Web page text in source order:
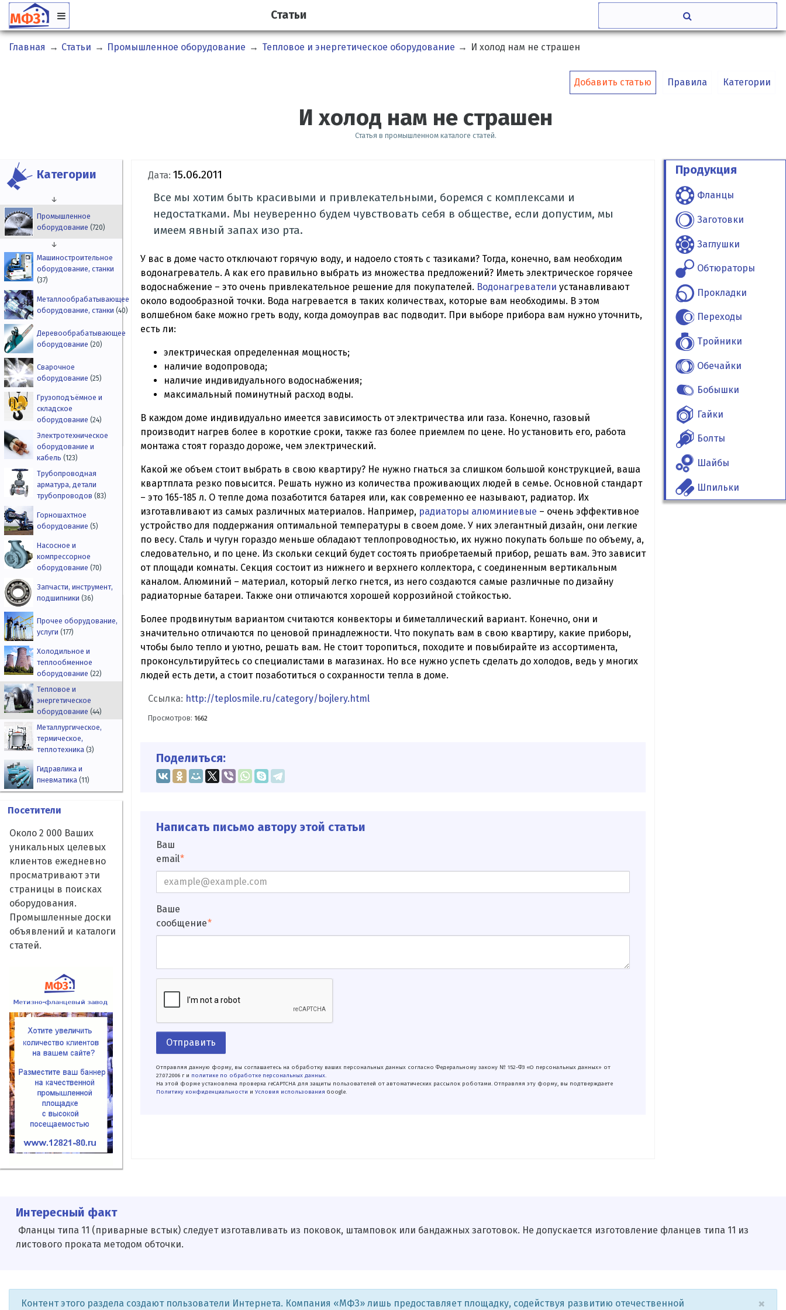
Статьи
Главная → Статьи → Промышленное оборудование → Тепловое и энергетическое оборудование → И холод нам не страшен
Добавить статью Правила Категории
И холод нам не страшен
Статья в промышленном каталоге статей.
Категории
↓
Промышленное
оборудование(720)
↓
Машиностроительное
оборудование, станки
(37)
Металлообрабатывающее
оборудование, станки(40)
Деревообрабатывающее
оборудование(20)
Сварочное
оборудование(25)
Грузоподъёмное и
складское
оборудование(24)
Электротехническое
оборудование и
кабель(123)
Трубопроводная
арматура, детали
трубопроводов(83)
Горношахтное
оборудование(5)
Насосное и
компрессорное
оборудование(70)
Запчасти, инструмент,
подшипники(36)
Прочее оборудование,
услуги(177)
Холодильное и
теплообменное
оборудование(22)
Тепловое и
энергетическое
оборудование(44)
Металлургическое,
термическое,
теплотехника(3)
Гидравлика и
пневматика(11)
Посетители
Около 2 000 Ваших
уникальных целевых
клиентов ежедневно
просматривают эти
страницы в поисках
оборудования.
Промышленные доски
объявлений и каталоги
статей.
Дата: 15.06.2011
Все мы хотим быть красивыми и привлекательными, боремся с комплексами и
недостатками. Мы неуверенно будем чувствовать себя в обществе, если допустим, мы
имеем явный запах изо рта.
У вас в доме часто отключают горячую воду, и надоело стоять с тазиками? Тогда, конечно, вам необходим
водонагреватель. А как его правильно выбрать из множества предложений? Иметь электрическое горячее
водоснабжение – это очень привлекательное решение для покупателей. Водонагреватели устанавливают
около водообразной точки. Вода нагревается в таких количествах, которые вам необходимы. В этом
волшебном баке можно греть воду, когда домоуправ вас подводит. При выборе прибора вам нужно уточнить,
есть ли:
электрическая определенная мощность;
наличие водопровода;
наличие индивидуального водоснабжения;
максимальный поминутный расход воды.
В каждом доме индивидуально имеется зависимость от электричества или газа. Конечно, газовый
производит нагрев более в короткие сроки, также газ более приемлем по цене. Но установить его, работа
монтажа стоят гораздо дороже, чем электрический.
Какой же объем стоит выбрать в свою квартиру? Не нужно гнаться за слишком большой конструкцией, ваша
квартплата резко повысится. Решать нужно из количества проживающих людей в семье. Основной стандарт
– это 165-185 л. О тепле дома позаботится батарея или, как современно ее называют, радиатор. Их
изготавливают из самых различных материалов. Например, радиаторы алюминиевые – очень эффективное
устройство для поддержания оптимальной температуры в своем доме. У них элегантный дизайн, они легкие
по весу. Сталь и чугун гораздо меньше обладают теплопроводностью, их нужно покупать больше по объему, а,
следовательно, и по цене. Из скольки секций будет состоять приобретаемый прибор, решать вам. Это зависит
от площади комнаты. Секция состоит из нижнего и верхнего коллектора, с соединенным вертикальным
каналом. Алюминий – материал, который легко гнется, из него создаются самые различные по дизайну
радиаторные батареи. Также они отличаются хорошей коррозийной стойкостью.
Более продвинутым вариантом считаются конвекторы и биметаллический вариант. Конечно, они и
значительно отличаются по ценовой принадлежности. Что покупать вам в свою квартиру, какие приборы,
чтобы было тепло и уютно, решать вам. Не стоит торопиться, походите и повыбирайте из ассортимента,
проконсультируйтесь со специалистами в магазинах. Но все нужно успеть сделать до холодов, ведь у многих
людей есть дети, а стоит позаботиться о сохранности тепла в доме.
Ссылка: http://teplosmile.ru/category/bojlery.html
Просмотров:1662
Поделиться:
Написать письмо автору этой статьи
Ваш
email
Ваше
сообщение
Отправить
Отправляя данную форму, вы соглашаетесь на обработку ваших персональных данных согласно Федеральному закону № 152-ФЗ «О персональных данных» от
27.07.2006 г и политике по обработке персональных данных.
На этой форме установлена проверка reCAPTCHA для защиты пользователей от автоматических рассылок роботами. Отправляя эту форму, вы подтверждаете
Политику конфиденциальности и Условия использования Google.
Продукция
Фланцы
Заготовки
Заглушки
Обтюраторы
Прокладки
Переходы
Тройники
Обечайки
Бобышки
Гайки
Болты
Шайбы
Шпильки
Интересный факт
Фланцы типа 11 (приварные встык) следу­ет изготавливать из поковок, штамповок или бандажных заготовок. Не допускается изго­товление фланцев типа 11 из
листового про­ката методом обточки.
×
Контент этого раздела создают пользователи Интернета. Компания «МФЗ» лишь предоставляет площадку, содействуя развитию отечественной